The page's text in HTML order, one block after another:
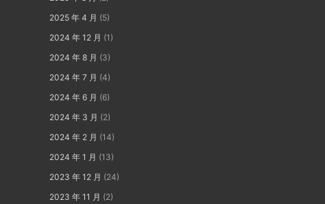
2025 年 4 月 (5)
2024 年 12 月 (1)
2024 年 8 月 (3)
2024 年 7 月 (4)
2024 年 6 月 (6)
2024 年 3 月 (2)
2024 年 2 月 (14)
2024 年 1 月 (13)
2023 年 12 月 (24)
2023 年 11 月 (2)